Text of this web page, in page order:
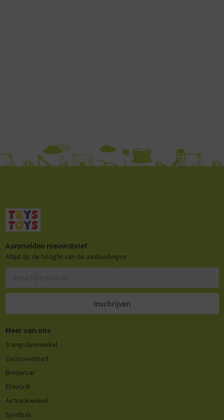
Aanmelden nieuwsbrief
Altijd op de hoogte van de aanbiedingen
inschrijven
Meer van ons
Trampolinewinkel
Coolzwembad
Boldercar
EliteGrill
Airtrackwinkel
Sjoelbak